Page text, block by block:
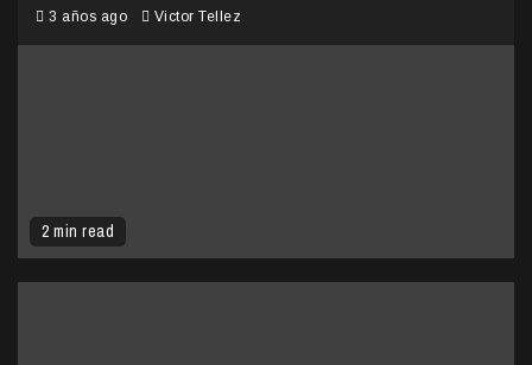
2 min read
3 años ago Victor Tellez